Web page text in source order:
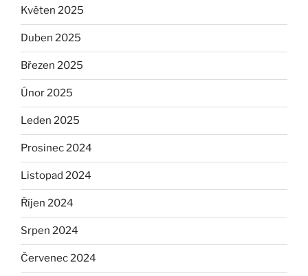
Květen 2025
Duben 2025
Březen 2025
Únor 2025
Leden 2025
Prosinec 2024
Listopad 2024
Říjen 2024
Srpen 2024
Červenec 2024